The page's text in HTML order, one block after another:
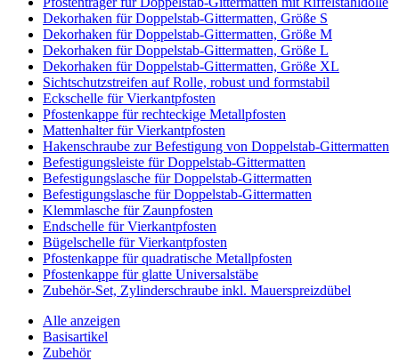
Dekorhaken für Doppelstab-Gittermatten, Größe S
Dekorhaken für Doppelstab-Gittermatten, Größe M
Dekorhaken für Doppelstab-Gittermatten, Größe L
Dekorhaken für Doppelstab-Gittermatten, Größe XL
Sichtschutzstreifen auf Rolle, robust und formstabil
Eckschelle für Vierkantpfosten
Pfostenkappe für rechteckige Metallpfosten
Mattenhalter für Vierkantpfosten
Hakenschraube zur Befestigung von Doppelstab-Gittermatten
Befestigungsleiste für Doppelstab-Gittermatten
Befestigungslasche für Doppelstab-Gittermatten
Befestigungslasche für Doppelstab-Gittermatten
Klemmlasche für Zaunpfosten
Endschelle für Vierkantpfosten
Bügelschelle für Vierkantpfosten
Pfostenkappe für quadratische Metallpfosten
Pfostenkappe für glatte Universalstäbe
Zubehör-Set, Zylinderschraube inkl. Mauerspreizdübel
Alle anzeigen
Basisartikel
Zubehör